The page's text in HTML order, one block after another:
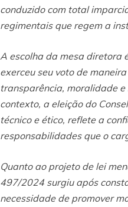
conduzido com total
regimentais que regem a
A escolha da mesa diretora
exerceu seu voto de
transparência, moralidade
contexto, a eleição do
técnico e ético, reflete a
responsabilidades que o
Quanto ao projeto de lei
497/2024 surgiu após
necessidade de promover